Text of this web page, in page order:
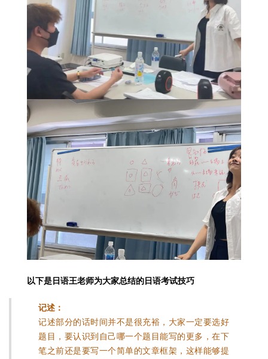
以下是日语王老师为大家总结的日语考试技巧
记述 ：
记述部分的话时间并不是很充裕，大家一定要选好
题目，要认识到自己哪一个题目能写的更多，在下
笔之前还是要写一个简单的文章框架，这样能够提